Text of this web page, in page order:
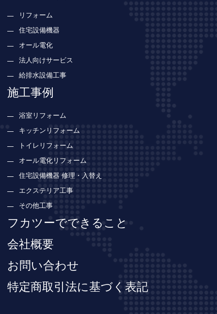
リフォーム
住宅設備機器
オール電化
法人向けサービス
給排水設備工事
施工事例
浴室リフォーム
キッチンリフォーム
トイレリフォーム
オール電化リフォーム
住宅設備機器 修理・入替え
エクステリア工事
その他工事
フカツーでできること
会社概要
お問い合わせ
特定商取引法に基づく表記